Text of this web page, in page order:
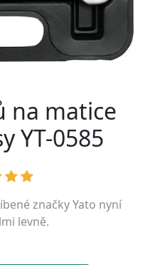
na matice
YT-0585
značkyYato nyní
levně.